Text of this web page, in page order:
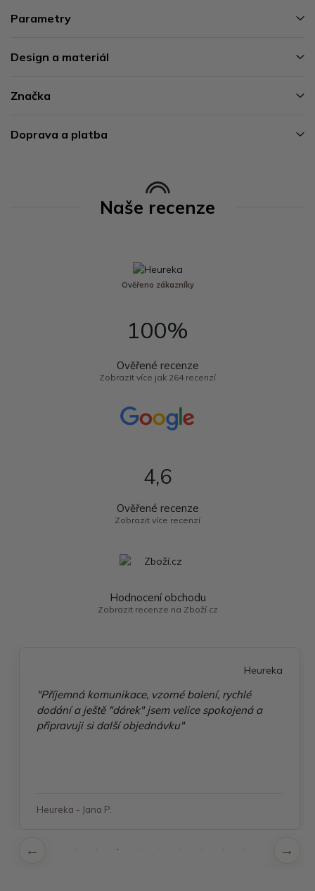
Parametry
Design a materiál
Značka
Doprava a platba
Naše recenze
Ověřeno zákazníky
100%
Ověřené recenze
Zobrazit více jak 264 recenzí
4,6
Ověřené recenze
Zobrazit více recenzí
Hodnocení obchodu
Zobrazit recenze na Zboží.cz
Heureka
"Příjemná komunikace, vzorné balení, rychlé
dodání a ještě "dárek" jsem velice spokojená a
připravuji si další objednávku"
Heureka - Jana P.